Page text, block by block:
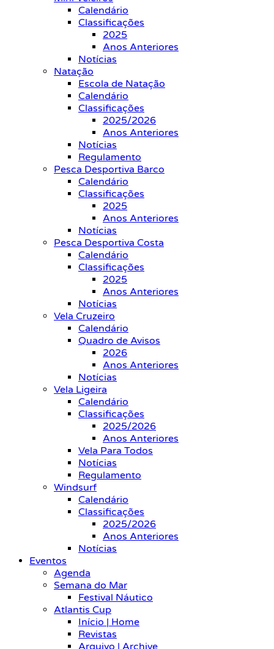
Calendário
Classificações
2025
Anos Anteriores
Notícias
Natação
Escola de Natação
Calendário
Classificações
2025/2026
Anos Anteriores
Notícias
Regulamento
Pesca Desportiva Barco
Calendário
Classificações
2025
Anos Anteriores
Notícias
Pesca Desportiva Costa
Calendário
Classificações
2025
Anos Anteriores
Notícias
Vela Cruzeiro
Calendário
Quadro de Avisos
2026
Anos Anteriores
Notícias
Vela Ligeira
Calendário
Classificações
2025/2026
Anos Anteriores
Vela Para Todos
Notícias
Regulamento
Windsurf
Calendário
Classificações
2025/2026
Anos Anteriores
Notícias
Eventos
Agenda
Semana do Mar
Festival Náutico
Atlantis Cup
Início | Home
Revistas
Arquivo | Archive